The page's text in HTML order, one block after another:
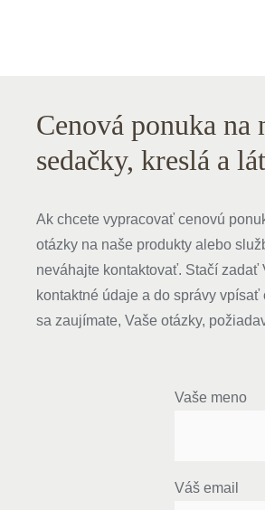
Cenová ponuka na
sedačky, kreslá a
Ak chcete vypracovať cenovú
otázky na naše produkty alebo
neváhajte kontaktovať. Stačí zadať
kontaktné údaje a do správy vpísať
sa zaujímate, Vaše otázky,
Vaše meno
Váš email